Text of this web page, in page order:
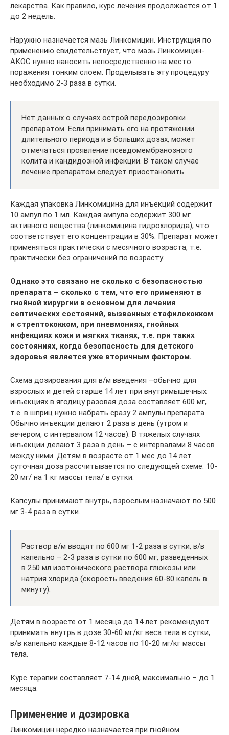
лекарства. Как правило, курс лечения продолжается от 1
до 2 недель.
Наружно назначается мазь Линкомицин. Инструкция по
применению свидетельствует, что мазь Линкомицин-
АКОС нужно наносить непосредственно на место
поражения тонким слоем. Проделывать эту процедуру
необходимо 2-3 раза в сутки.
Нет данных о случаях острой передозировки
препаратом. Если принимать его на протяжении
длительного периода и в больших дозах, может
отмечаться проявление псевдомембранозного
колита и кандидозной инфекции. В таком случае
лечение препаратом следует приостановить.
Каждая упаковка Линкомицина для инъекций содержит
10 ампул по 1 мл. Каждая ампула содержит 300 мг
активного вещества (линкомицина гидрохлорида), что
соответствует его концентрации в 30%. Препарат может
применяться практически с месячного возраста, т.е.
практически без ограничений по возрасту.
Однако это связано не сколько с безопасностью
препарата – сколько с тем, что его применяют в
гнойной хирургии в основном для лечения
септических состояний, вызванных стафилококком
и стрептококком, при пневмониях, гнойных
инфекциях кожи и мягких тканях, т.е. при таких
состояниях, когда безопасность для детского
здоровья является уже вторичным фактором.
Схема дозирования для в/м введения –обычно для
взрослых и детей старше 14 лет при внутримышечных
инъекциях в ягодицу разовая доза составляет 600 мг,
т.е. в шприц нужно набрать сразу 2 ампулы препарата.
Обычно инъекции делают 2 раза в день (утром и
вечером, с интервалом 12 часов). В тяжелых случаях
инъекции делают 3 раза в день – с интервалами 8 часов
между ними. Детям в возрасте от 1 мес до 14 лет
суточная доза рассчитывается по следующей схеме: 10-
20 мг/ на 1 кг массы тела/ в сутки.
Капсулы принимают внутрь, взрослым назначают по 500
мг 3-4 раза в сутки.
Раствор в/м вводят по 600 мг 1-2 раза в сутки, в/в
капельно – 2-3 раза в сутки по 600 мг, разведенных
в 250 мл изотонического раствора глюкозы или
натрия хлорида (скорость введения 60-80 капель в
минуту).
Детям в возрасте от 1 месяца до 14 лет рекомендуют
принимать внутрь в дозе 30-60 мг/кг веса тела в сутки,
в/в капельно каждые 8-12 часов по 10-20 мг/кг массы
тела.
Курс терапии составляет 7-14 дней, максимально – до 1
месяца.
Применение и дозировка
Линкомицин нередко назначается при гнойном